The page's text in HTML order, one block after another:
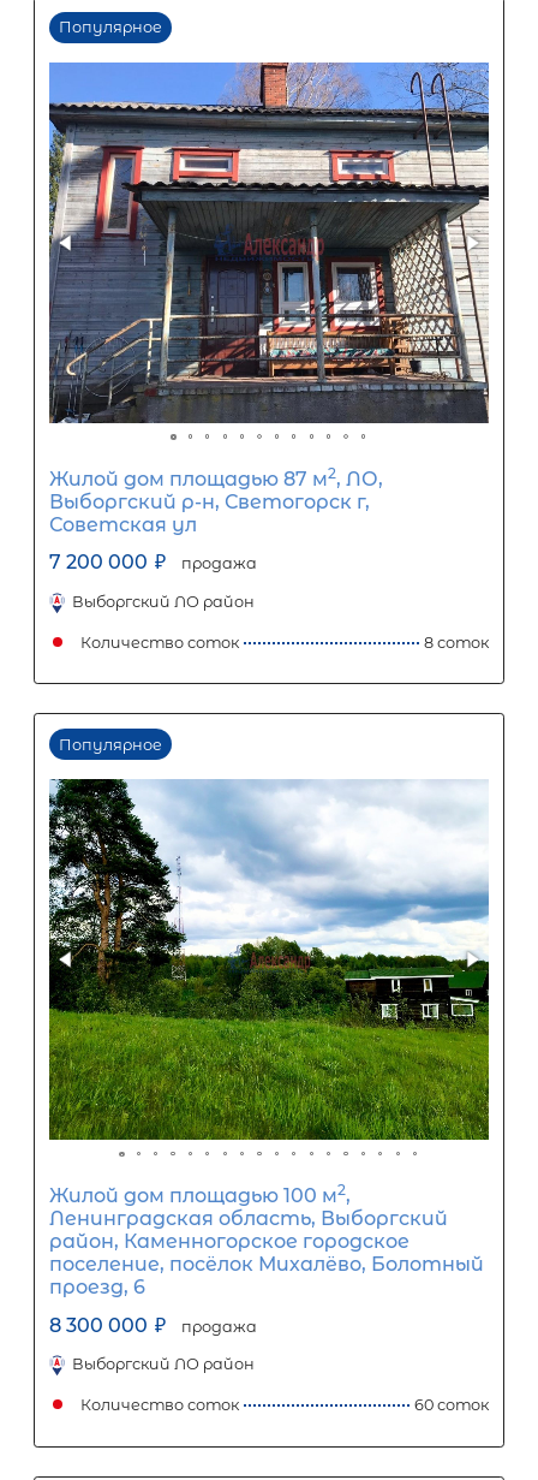
Первый взнос
60%
0 10 20 30 40 50 60 70 80
Срок кредита
15 лет
1 5 10 15 20
Процентная
1 5 10 15 20
Ежемесячный платеж
Размер кредита
2 800 000 ₽
Первый взнос
4 200 000 ₽
33 672
7 000 000
Задать вопрос Отправить заявку
ООО «АЛЕКСАНДР-НЕДВИЖИМОСТЬ» не является кредитной
организацией. Кредит предоставляется банками-
носит информационный характер и не является
точного расчета платежей по кредиту и предоставления
об условиях кредитования обратитесь к менеджерам нашей
(Санкт-Петербург ул. Боткинская д. 15 тел. +7(812) 200-4000 )